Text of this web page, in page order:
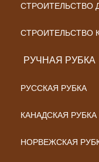
СТРОИТЕЛЬСТВО
СТРОИТЕЛЬСТВО
РУЧНАЯ РУБКА
РУССКАЯ РУБКА
КАНАДСКАЯ РУБКА
НОРВЕЖСКАЯ